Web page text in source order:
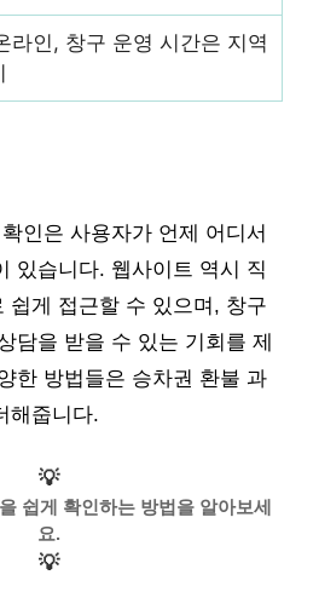
라인, 창구 운영 시간은 지역
인은 사용자가 언제 어디서
있습니다. 웹사이트 역시 직
쉽게 접근할 수 있으며, 창구
담을 받을 수 있는 기회를 제
한 방법들은 승차권 환불 과
해줍니다.
💡
쉽게 확인하는 방법을 알아보세
요.
💡